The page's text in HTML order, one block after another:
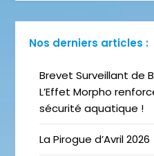
Nos derniers articles :
Brevet Surveillant de
L’Effet Morpho
sécurité aquatique !
La Pirogue d’Avril 2026